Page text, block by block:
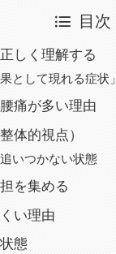
目次
しく理解する
として現れる症状」
痛が多い理由
体的視点）
いつかない状態
を集める
い理由
態